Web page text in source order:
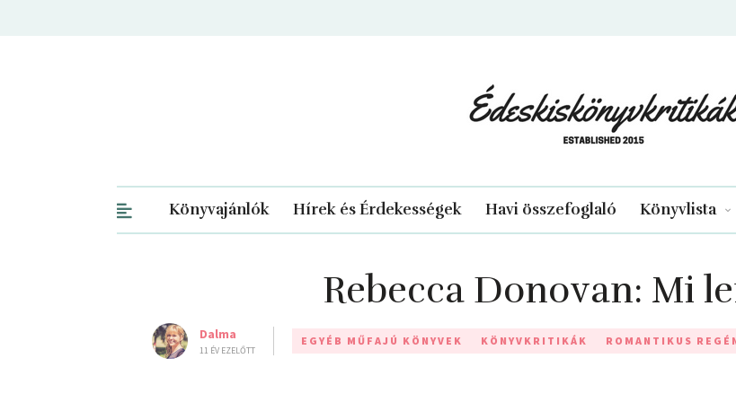
Könyvajánlók Hírek és Érdekességek Havi összefoglaló Könyvlista
Rebecca Donovan: Mi
Dalma
11 ÉV EZELŐTT
EGYÉB MŰFAJÚ KÖNYVEK KÖNYVKRITIKÁK ROMANTIKUS